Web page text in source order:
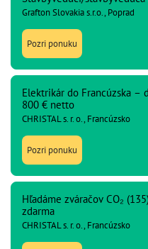
Grafton Slovakia s.r.o., Poprad
Pozri ponuku
Elektrikár do Francúzska
800 € netto
CHRISTAL s. r. o., Francúzsko
Pozri ponuku
Hľadáme zváračov CO₂
zdarma
CHRISTAL s. r. o., Francúzsko